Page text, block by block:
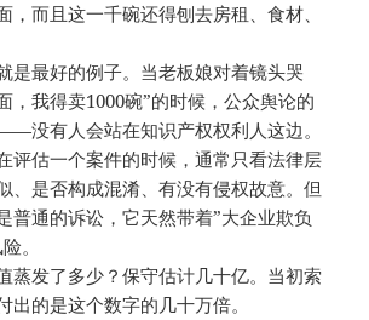
，而且这一千碗还得刨去房租、食材、
是最好的例子。当老板娘对着镜头哭
，我得卖1000碗”的时候，公众舆论的
没有人会站在知识产权权利人这边。
评估一个案件的时候，通常只看法律层
、是否构成混淆、有没有侵权故意。但
普通的诉讼，它天然带着”大企业欺负
。
蒸发了多少？保守估计几十亿。当初索
出的是这个数字的几十万倍。